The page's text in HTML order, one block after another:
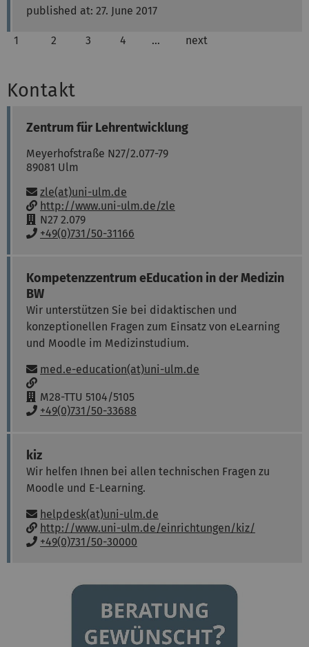
published at: 27. June 2017
1 2 3 4 … next
Kontakt
Zentrum für Lehrentwicklung
Meyerhofstraße N27/2.077-79
89081 Ulm
Email:
zle(at)uni-ulm.de
w
w
w
http://www.uni-ulm.de/zle
R
o
:
N27 2.079
P
n
e
:
+49(0)731/50-31166
Kompetenzzentrum eEducation in der Medizin
BW
Wir unterstützen Sie bei didaktischen und
konzeptionellen Fragen zum Einsatz von eLearning
und Moodle im Medizinstudium.
Email:
med.e-education(at)uni-ulm.de
w
w
w
R
o
:
M28-TTU 5104/5105
P
n
e
:
+49(0)731/50-33688
kiz
Wir helfen Ihnen bei allen technischen Fragen zu
Moodle und E-Learning.
Email:
helpdesk(at)uni-ulm.de
w
w
http://www.uni-ulm.de/einrichtungen/kiz/
P+49(0)731/50-30000